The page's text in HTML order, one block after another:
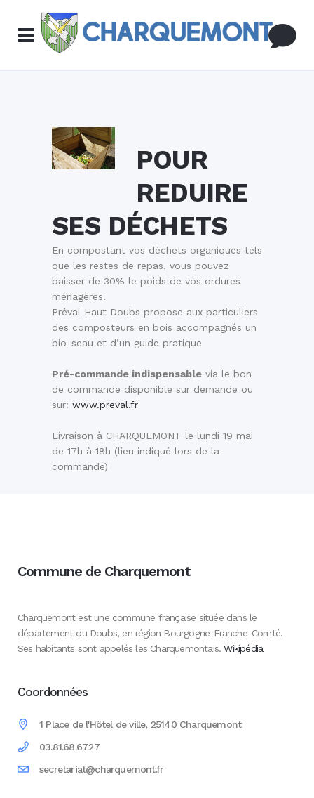
POUR
REDUIRE
SES DÉCHETS
En compostant vos déchets organiques tels
que les restes de repas, vous pouvez
baisser de 30% le poids de vos ordures
ménagères.
Préval Haut Doubs propose aux particuliers
des composteurs en bois accompagnés un
bio-seau et d’un guide pratique
Pré-commande indispensable via le bon
de commande disponible sur demande ou
sur: www.preval.fr
Livraison à CHARQUEMONT le lundi 19 mai
de 17h à 18h (lieu indiqué lors de la
commande)
Commune de Charquemont
Charquemont est une commune française située dans le
département du Doubs, en région Bourgogne-Franche-Comté.
Ses habitants sont appelés les Charquemontais.Wikipédia
Coordonnées
1 Place de l'Hôtel de ville, 25140 Charquemont
03.81.68.67.27
secretariat@charquemont.fr